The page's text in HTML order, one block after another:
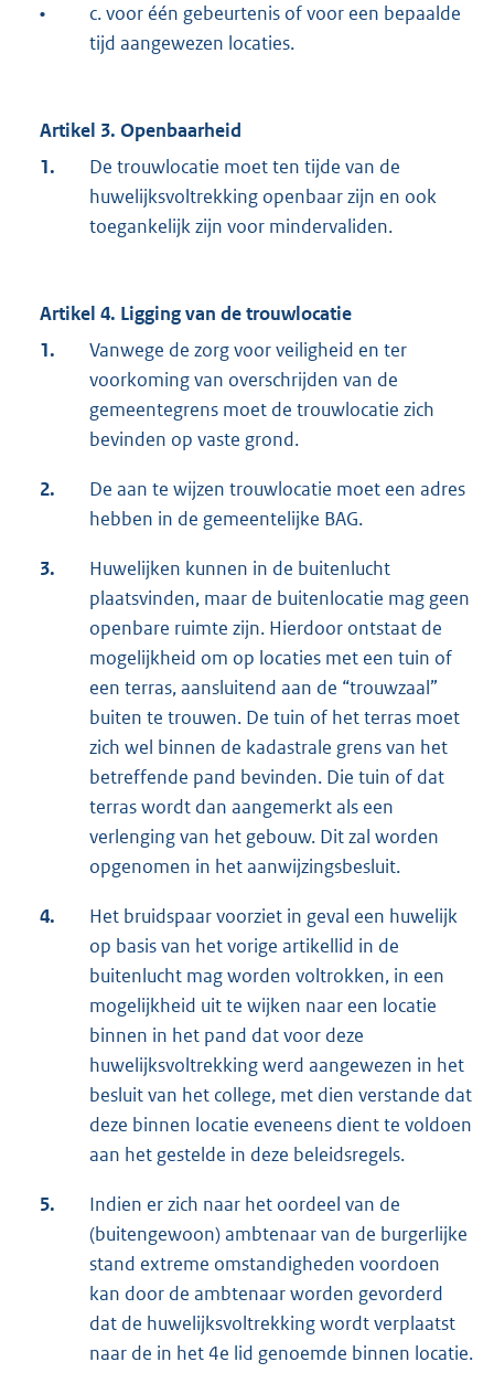
•
c. voor één gebeurtenis of voor een bepaalde
tijd aangewezen locaties.
Artikel 3. Openbaarheid
1.
De trouwlocatie moet ten tijde van de
huwelijksvoltrekking openbaar zijn en ook
toegankelijk zijn voor mindervaliden.
Artikel 4. Ligging van de trouwlocatie
1.
Vanwege de zorg voor veiligheid en ter
voorkoming van overschrijden van de
gemeentegrens moet de trouwlocatie zich
bevinden op vaste grond.
2.
De aan te wijzen trouwlocatie moet een adres
hebben in de gemeentelijke BAG.
3.
Huwelijken kunnen in de buitenlucht
plaatsvinden, maar de buitenlocatie mag geen
openbare ruimte zijn. Hierdoor ontstaat de
mogelijkheid om op locaties met een tuin of
een terras, aansluitend aan de “trouwzaal”
buiten te trouwen. De tuin of het terras moet
zich wel binnen de kadastrale grens van het
betreffende pand bevinden. Die tuin of dat
terras wordt dan aangemerkt als een
verlenging van het gebouw. Dit zal worden
opgenomen in het aanwijzingsbesluit.
4.
Het bruidspaar voorziet in geval een huwelijk
op basis van het vorige artikellid in de
buitenlucht mag worden voltrokken, in een
mogelijkheid uit te wijken naar een locatie
binnen in het pand dat voor deze
huwelijksvoltrekking werd aangewezen in het
besluit van het college, met dien verstande dat
deze binnen locatie eveneens dient te voldoen
aan het gestelde in deze beleidsregels.
5.
Indien er zich naar het oordeel van de
(buitengewoon) ambtenaar van de burgerlijke
stand extreme omstandigheden voordoen
kan door de ambtenaar worden gevorderd
dat de huwelijksvoltrekking wordt verplaatst
naar de in het 4e lid genoemde binnen locatie.